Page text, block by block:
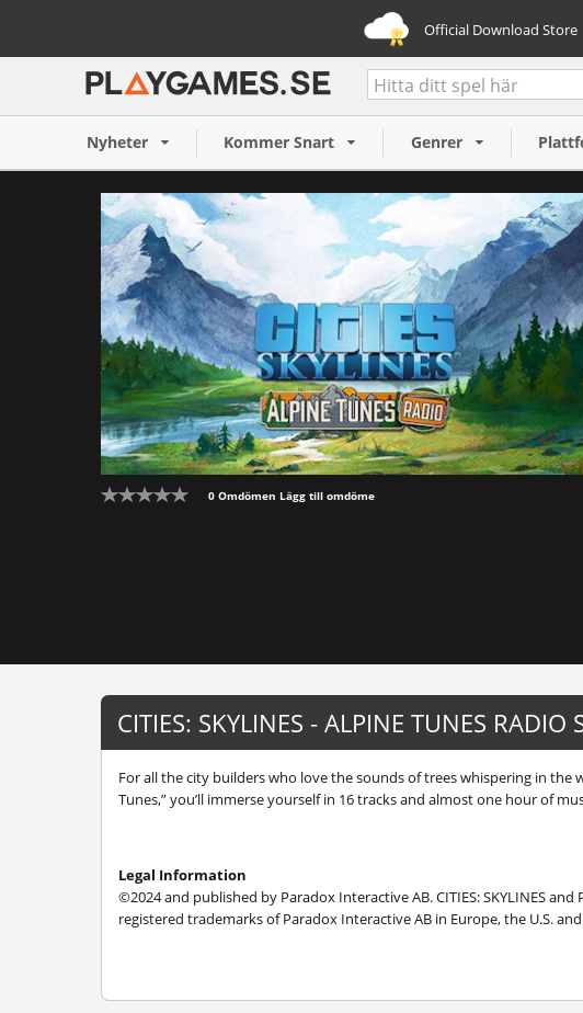
Official Download Store
Nyheter Kommer Snart Genrer
0 Omdömen Lägg till omdöme
Cities: Skylines - Alpine Tunes
(PC/MAC)
44 SEK
CITIES: SKYLINES - ALPINE TUNES RADIO
For all the city builders who love the sounds of trees whispering in the
Tunes,” you’ll immerse yourself in 16 tracks and almost one hour of
Legal Information
©2024 and published by Paradox Interactive AB. CITIES: SKYLINES and
registered trademarks of Paradox Interactive AB in Europe, the U.S.